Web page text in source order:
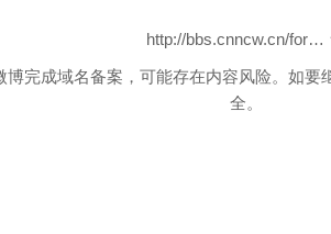
http://bbs.cnncw.cn/forum.php?mod=viewthread&tid=100050
博完成域名备案，可能存在内容风险。如要
全。